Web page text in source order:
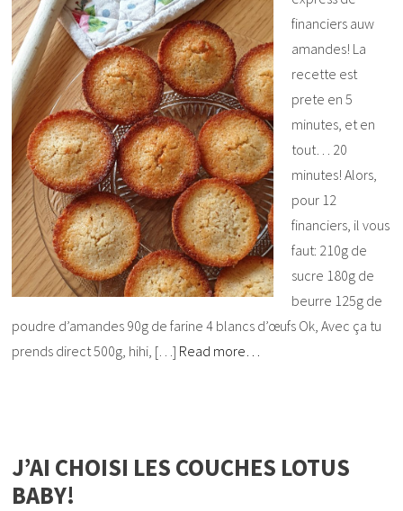
financiers auw
amandes! La
recette est
prete en 5
minutes, et en
tout… 20
minutes! Alors,
pour 12
financiers, il vous
faut: 210g de
sucre 180g de
beurre 125g de
poudre d’amandes 90g de farine 4 blancs d’œufs Ok, Avec ça tu
prends direct 500g, hihi, […] Read more…
J’AI CHOISI LES COUCHES LOTUS
BABY!